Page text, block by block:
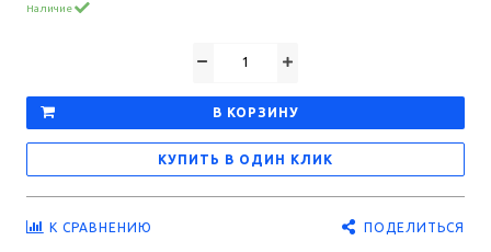
Наличие
В КОРЗИНУ
КУПИТЬ В ОДИН КЛИК
К СРАВНЕНИЮ ПОДЕЛИТЬСЯ